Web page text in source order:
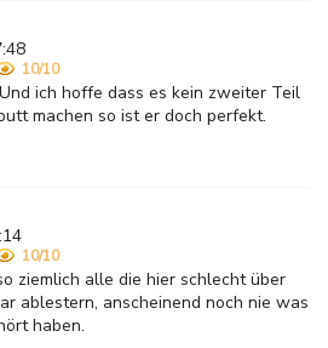
10/10
ich hoffe dass es kein zweiter Teil
machen so ist er doch perfekt.
10/10
ziemlich alle die hier schlecht über
ablestern, anscheinend noch nie was
haben.